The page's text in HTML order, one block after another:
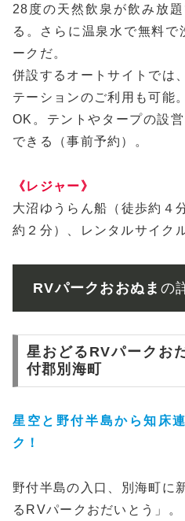
28度の天然飲泉が飲み放
る。さらに温泉水で無料
ークだ。
併設するオートサイトでは
テーションのご利用も可能
OK。テントやタープの設
できる（事前予約）。
《レジャー》
大沼ゆうらん船（徒歩約４
約２分）、レンタルサイク
RVパークおおぬま の
星おどるRVパークお
付郡別海町
星空と野付半島から知床
ク！
野付半島の入口、別海町に
るRVパークおだいとう」。